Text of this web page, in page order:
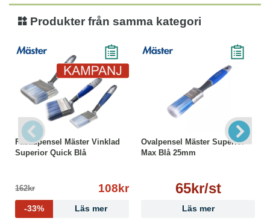
Produkter från samma kategori
Fasadpensel Mäster Vinklad
Superior Quick Blå
162kr 108kr
-33% Läs mer
Ovalpensel Mäster Superior
Max Blå 25mm
65kr/st
Läs mer